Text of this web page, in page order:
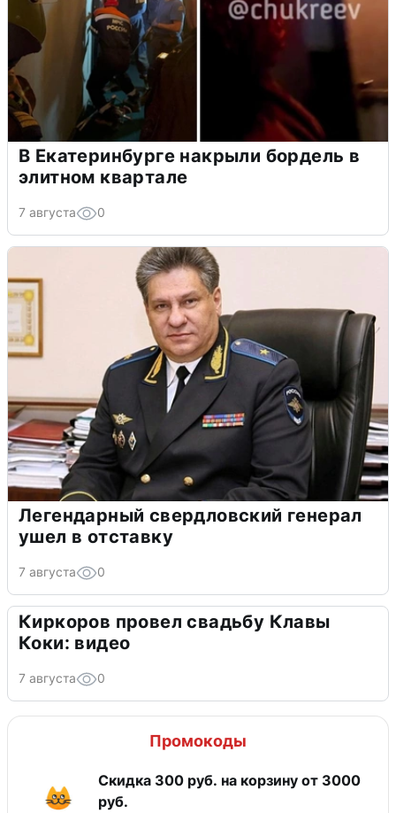
В Екатеринбурге накрыли бордель в
элитном квартале
7 августа 0
Легендарный свердловский генерал
ушел в отставку
7 августа 0
Киркоров провел свадьбу Клавы
Коки: видео
7 августа 0
Промокоды
Скидка 300 руб. на корзину от 3000
руб.